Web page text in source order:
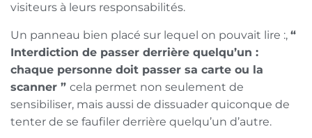
visiteurs à leurs responsabilités.
Un panneau bien placé sur lequel on pouvait lire :, “
Interdiction de passer derrière quelqu’un :
chaque personne doit passer sa carte ou la
scanner ” cela permet non seulement de
sensibiliser, mais aussi de dissuader quiconque de
tenter de se faufiler derrière quelqu’un d’autre.